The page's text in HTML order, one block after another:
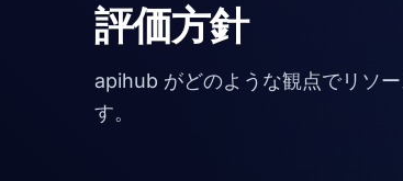
評価方針
apihub がどのような観点でリソ
す。